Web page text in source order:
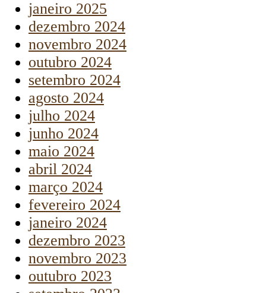
janeiro 2025
dezembro 2024
novembro 2024
outubro 2024
setembro 2024
agosto 2024
julho 2024
junho 2024
maio 2024
abril 2024
março 2024
fevereiro 2024
janeiro 2024
dezembro 2023
novembro 2023
outubro 2023